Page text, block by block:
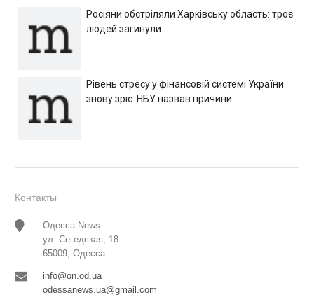
Росіяни обстріляли Харківську область: троє
людей загинули
Рівень стресу у фінансовій системі України
знову зріс: НБУ назвав причини
Контакты
Одесса News
ул. Сегедская, 18
65009, Одесса
info@on.od.ua
odessanews.ua@gmail.com